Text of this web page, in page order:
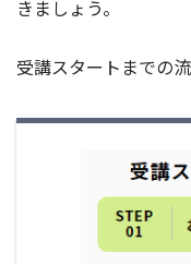
きましょう。
受講スタートまでの